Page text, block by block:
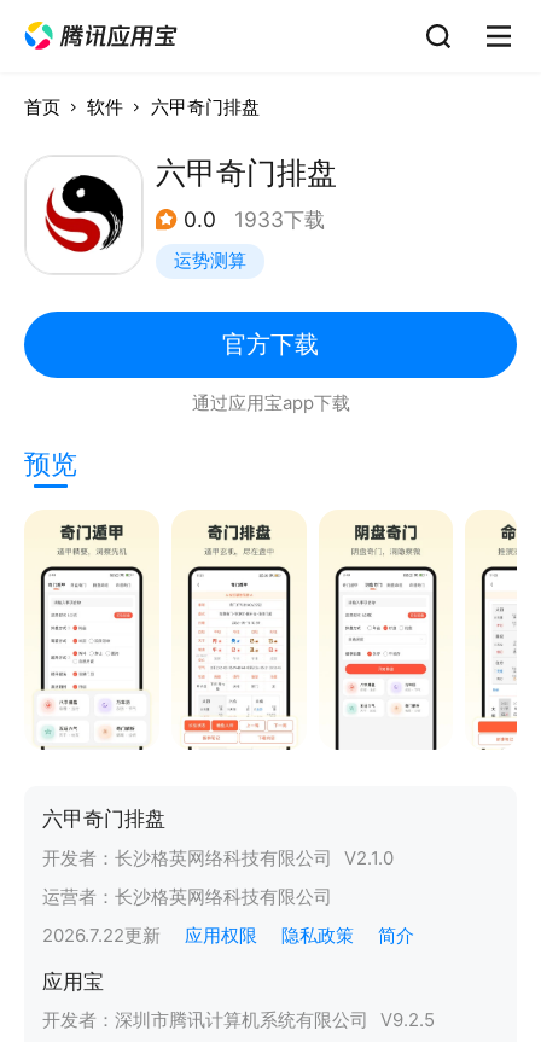
首页 软件 六甲奇门排盘
六甲奇门排盘
0.0 1933下载
运势测算
官方下载
通过应用宝app下载
预览
六甲奇门排盘
开发者： 长沙格英网络科技有限公司 V2.1.0
运营者： 长沙格英网络科技有限公司
2026.7.22更新 应用权限 隐私政策 简介
应用宝
开发者： 深圳市腾讯计算机系统有限公司 V9.2.5